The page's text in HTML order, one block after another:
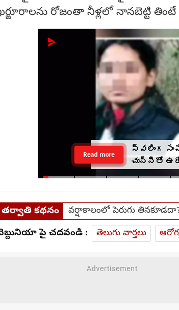
రోజంతా నీళ్లలో నానబెట్టి
స్వలింగ
చున్నీతో
Read more
తర్వాతి కథనం వర్షాకాలంలో పెరుగు తినకూడదా?
పై చదవండి : తెలుగు వార్తలు